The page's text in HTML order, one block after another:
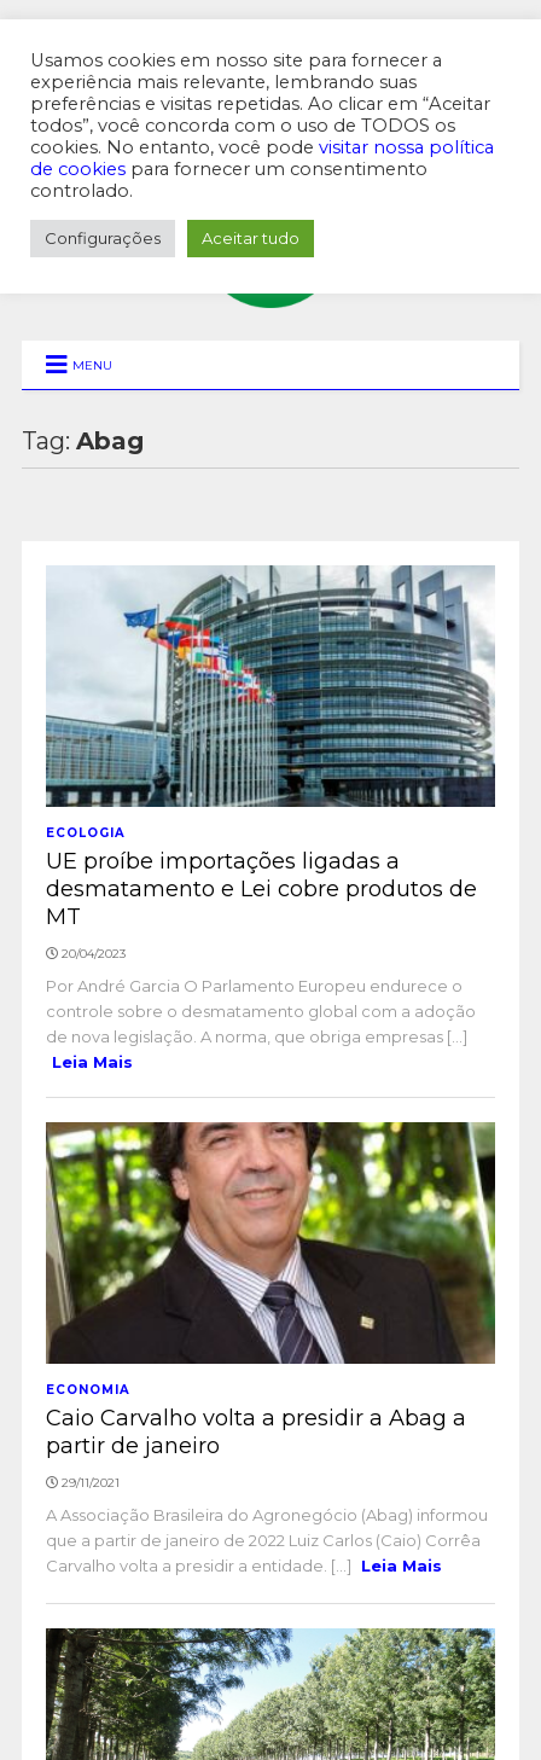
MENU SUPERIOR
MENU
Tag: Abag
ECOLOGIA
UE proíbe importações ligadas a
desmatamento e Lei cobre produtos de
MT
20/04/2023
Por André Garcia O Parlamento Europeu endurece o
controle sobre o desmatamento global com a adoção
de nova legislação. A norma, que obriga empresas [...]
Leia Mais
ECONOMIA
Caio Carvalho volta a presidir a Abag a
partir de janeiro
29/11/2021
A Associação Brasileira do Agronegócio (Abag) informou
que a partir de janeiro de 2022 Luiz Carlos (Caio) Corrêa
Carvalho volta a presidir a entidade. [...]
Leia Mais
Usamos cookies em nosso site para fornecer a
experiência mais relevante, lembrando suas
preferências e visitas repetidas. Ao clicar em “Aceitar
todos”, você concorda com o uso de TODOS os
cookies. No entanto, você pode visitar nossa política
de cookies para fornecer um consentimento
controlado.
Configurações Aceitar tudo